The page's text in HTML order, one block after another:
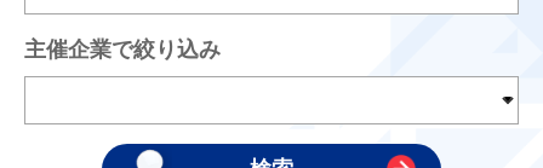
主催企業で絞り込み